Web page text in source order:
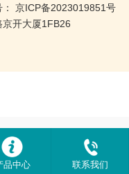
京ICP备2023019851号
开大厦1FB26
品中心 联系我们